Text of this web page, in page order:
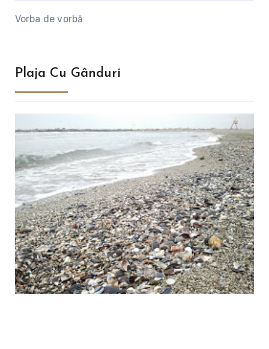
Vorba de vorbă
Plaja Cu Gânduri